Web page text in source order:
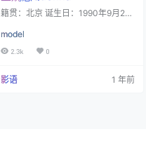
籍贯：北京 诞生日：1990年9月24
围：B90-W62-H88 职业：职业mo
del、颜值博主、平面模特 微博：王
奢品牌视觉呈现。其作品涵盖珠宝
model
2.3k 0
影语 1 年前